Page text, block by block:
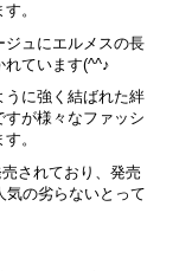
。
ジュにエルメスの長
ています(^^♪
うに強く結ばれた絆
が様々なファッシ
。
されており、発売
気の劣らないとって